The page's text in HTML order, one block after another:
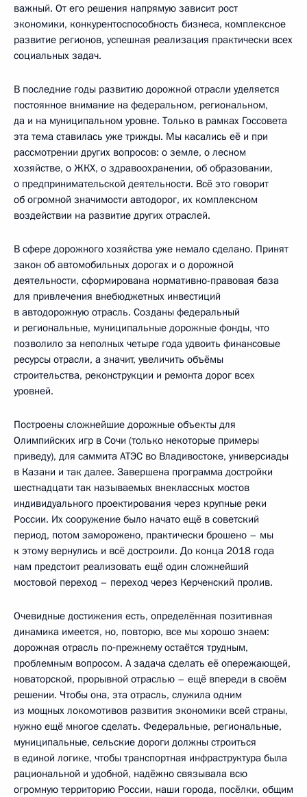
важный. От его решения напрямую зависит рост
экономики, конкурентоспособность бизнеса, комплексное
развитие регионов, успешная реализация практически всех
социальных задач.
В последние годы развитию дорожной отрасли уделяется
постоянное внимание на федеральном, региональном,
да и на муниципальном уровне. Только в рамках Госсовета
эта тема ставилась уже трижды. Мы касались её и при
рассмотрении других вопросов: о земле, о лесном
хозяйстве, о ЖКХ, о здравоохранении, об образовании,
о предпринимательской деятельности. Всё это говорит
об огромной значимости автодорог, их комплексном
воздействии на развитие других отраслей.
В сфере дорожного хозяйства уже немало сделано. Принят
закон об автомобильных дорогах и о дорожной
деятельности, сформирована нормативно-правовая база
для привлечения внебюджетных инвестиций
в автодорожную отрасль. Созданы федеральный
и региональные, муниципальные дорожные фонды, что
позволило за неполных четыре года удвоить финансовые
ресурсы отрасли, а значит, увеличить объёмы
строительства, реконструкции и ремонта дорог всех
уровней.
Построены сложнейшие дорожные объекты для
Олимпийских игр в Сочи (только некоторые примеры
приведу), для саммита АТЭС во Владивостоке, универсиады
в Казани и так далее. Завершена программа достройки
шестнадцати так называемых внеклассных мостов
индивидуального проектирования через крупные реки
России. Их сооружение было начато ещё в советский
период, потом заморожено, практически брошено – мы
к этому вернулись и всё достроили. До конца 2018 года
нам предстоит реализовать ещё один сложнейший
мостовой переход – переход через Керченский пролив.
Очевидные достижения есть, определённая позитивная
динамика имеется, но, повторю, все мы хорошо знаем:
дорожная отрасль по‑прежнему остаётся трудным,
проблемным вопросом. А задача сделать её опережающей,
новаторской, прорывной отраслью – ещё впереди в своём
решении. Чтобы она, эта отрасль, служила одним
из мощных локомотивов развития экономики всей страны,
нужно ещё многое сделать. Федеральные, региональные,
муниципальные, сельские дороги должны строиться
в единой логике, чтобы транспортная инфраструктура была
рациональной и удобной, надёжно связывала всю
огромную территорию России, наши города, посёлки, общим